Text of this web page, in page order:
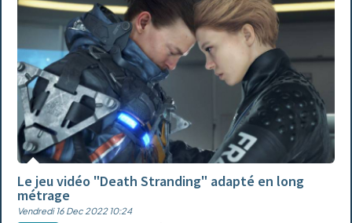
Le jeu vidéo "Death Stranding" adapté en long
métrage
Vendredi 16 Dec 2022 10:24